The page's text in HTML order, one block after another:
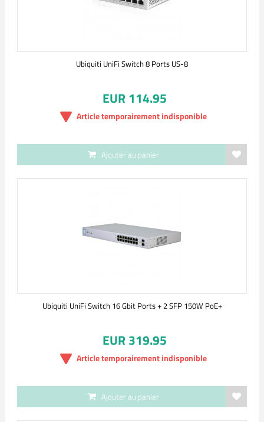
Ubiquiti UniFi Switch 8 Ports US-8
EUR 114.95
Article temporairement indisponible
Ajouter au panier
Ubiquiti UniFi Switch 16 Gbit Ports + 2 SFP 150W PoE+
EUR 319.95
Article temporairement indisponible
Ajouter au panier